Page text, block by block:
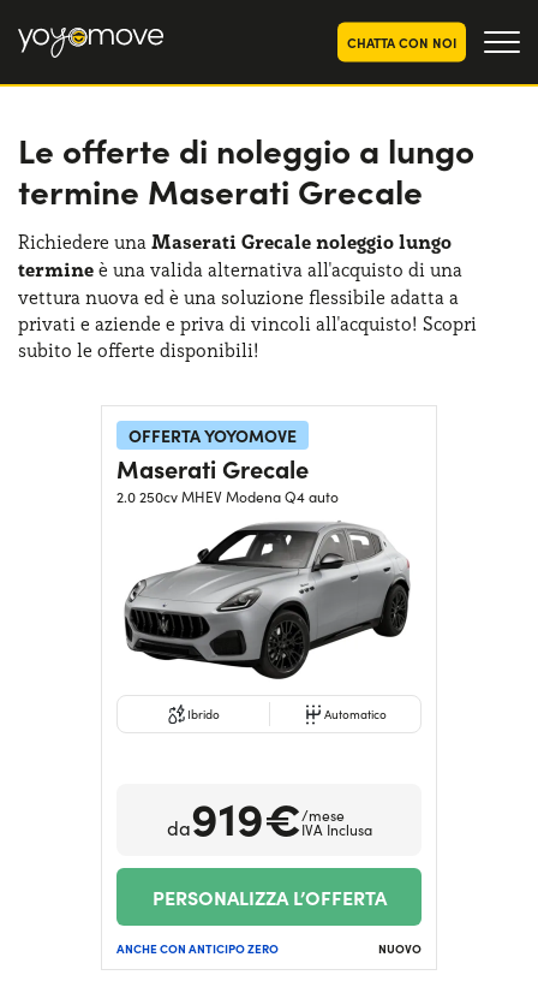
CHATTA CON NOI
OFFERTE NOLEGGIO
LUNGO TERMINE
Privati
Aziende e P.IVA
OFFERTE NOLEGGIO
CHI SIAMO
La nostra storia
Lavora con noi
COME FUNZIONA
SCEGLI UN PAESE
Serve assistenza? 800595799
Le offerte di noleggio a lungo
termine Maserati Grecale
Richiedere una Maserati Grecale noleggio lungo
termine è una valida alternativa all'acquisto di una
vettura nuova ed è una soluzione flessibile adatta a
privati e aziende e priva di vincoli all'acquisto! Scopri
subito le offerte disponibili!
OFFERTA YOYOMOVE
Maserati Grecale
2.0 250cv MHEV Modena Q4 auto
Ibrido Automatico
da919€/mese
IVA Inclusa
PERSONALIZZA L’OFFERTA
ANCHE CON ANTICIPO ZERO NUOVO